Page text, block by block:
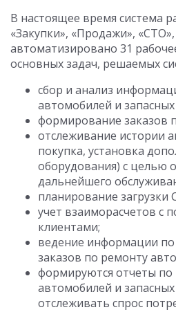
В настоящее время система
«Закупки», «Продажи», «СТО»,
автоматизировано 31
основных задач, решаемых
сбор и анализ
автомобилей и запасных
формирование заказов
отслеживание истории
покупка, установка
оборудования) с целью
дальнейшего
планирование загрузки
учет взаиморасчетов с
клиентами;
ведение информации
заказов по ремонту
формируются отчеты
автомобилей и
отслеживать спрос